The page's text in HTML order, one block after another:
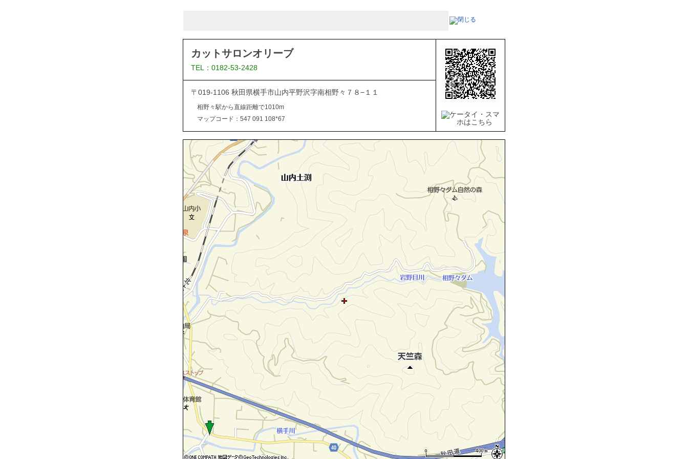
カットサロンオリーブ
TEL：0182-53-2428
〒019-1106 秋田県横手市山内平野沢字南相野々７８−１１
相野々駅から直線距離で1010m
マップコード：547 091 108*67